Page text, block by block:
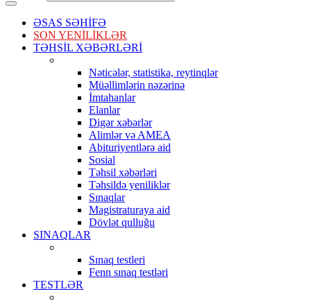
ƏSAS SƏHİFƏ
SON YENİLİKLƏR
TƏHSİL XƏBƏRLƏRİ
Nəticələr, statistika, reytinqlər
Müəllimlərin nəzərinə
İmtahanlar
Elanlar
Digər xəbərlər
Alimlər və AMEA
Abituriyentlərə aid
Sosial
Təhsil xəbərləri
Təhsildə yeniliklər
Sınaqlar
Magistraturaya aid
Dövlət qulluğu
SINAQLAR
Sınaq testleri
Fenn sınaq testləri
TESTLƏR